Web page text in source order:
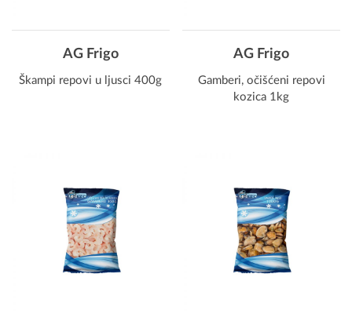
AG Frigo
Škampi repovi u ljusci 400g
AG Frigo
Gamberi, očišćeni repovi
kozica 1kg